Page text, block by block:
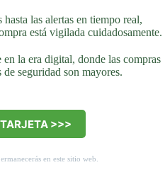
las alertas en tiempo real,
está vigilada cuidadosamente.
la era digital, donde las compras
seguridad son mayores.
>>>
en este sitio web.